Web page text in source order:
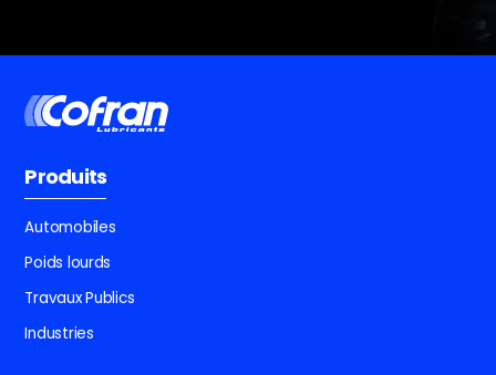
Produits
Automobiles
Poids lourds
Travaux Publics
Industries